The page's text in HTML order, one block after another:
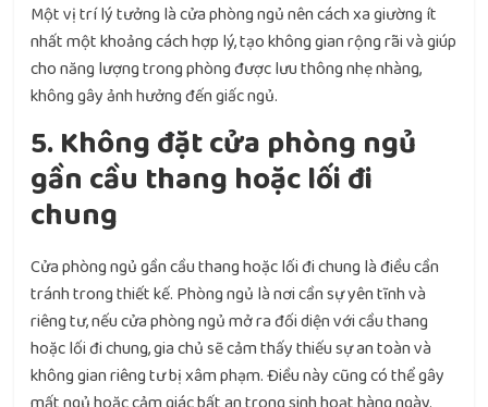
Một vị trí lý tưởng là cửa phòng ngủ nên cách xa giường ít
nhất một khoảng cách hợp lý, tạo không gian rộng rãi và giúp
cho năng lượng trong phòng được lưu thông nhẹ nhàng,
không gây ảnh hưởng đến giấc ngủ.
5. Không đặt cửa phòng ngủ
gần cầu thang hoặc lối đi
chung
Cửa phòng ngủ gần cầu thang hoặc lối đi chung là điều cần
tránh trong thiết kế. Phòng ngủ là nơi cần sự yên tĩnh và
riêng tư, nếu cửa phòng ngủ mở ra đối diện với cầu thang
hoặc lối đi chung, gia chủ sẽ cảm thấy thiếu sự an toàn và
không gian riêng tư bị xâm phạm. Điều này cũng có thể gây